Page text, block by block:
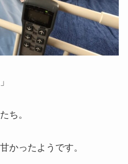
ち。
かったようです。